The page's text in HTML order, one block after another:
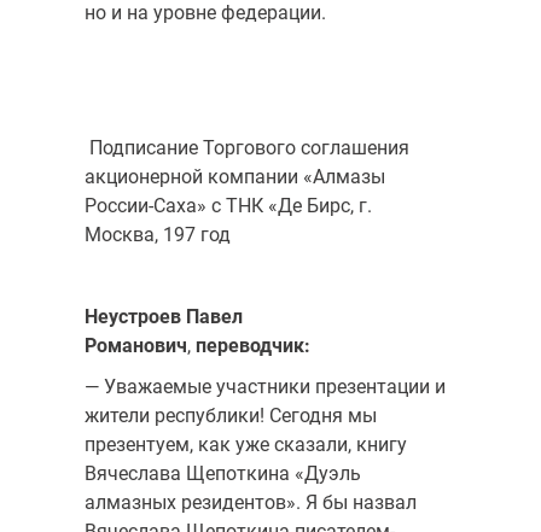
но и на уровне федерации.
Подписание Торгового соглашения
акционерной компании «Алмазы
России-Саха» с ТНК «Де Бирс, г.
Москва, 197 год
Неустроев Павел
Романович,переводчик:
— Уважаемые участники презентации и
жители республики! Сегодня мы
презентуем, как уже сказали, книгу
Вячеслава Щепоткина «Дуэль
алмазных резидентов». Я бы назвал